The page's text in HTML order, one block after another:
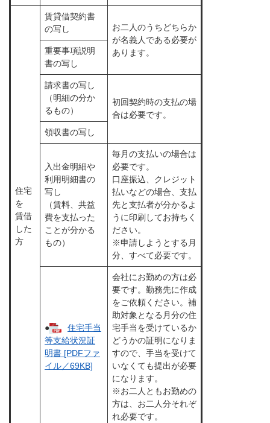
住宅
を
賃借
した
方
賃貸借契約書
の写し
お二人のうちどちらか
が名義人である必要が
あります。
重要事項説明
書の写し
請求書の写し
（明細の分か
るもの）
初回契約時の支払の場
合は必要です。
領収書の写し
入出金明細や
利用明細書の
写し
（賃料、共益
費を支払った
ことが分かる
もの）
毎月の支払いの場合は
必要です。
口座振込、クレジット
払いなどの場合、支払
先と支払者が分かるよ
うに印刷してお持ちく
ださい。
※申請しようとする月
分、すべて必要です。
●
住宅手当
等支給状況証
明書 [PDFファ
イル／69KB]
会社にお勤めの方は必
要です。勤務先に作成
をご依頼ください。補
助対象となる月分の住
宅手当を受けているか
どうかの証明になりま
すので、手当を受けて
いなくても提出が必要
になります。
※お二人ともお勤めの
方は、お二人分それぞ
れ必要です。